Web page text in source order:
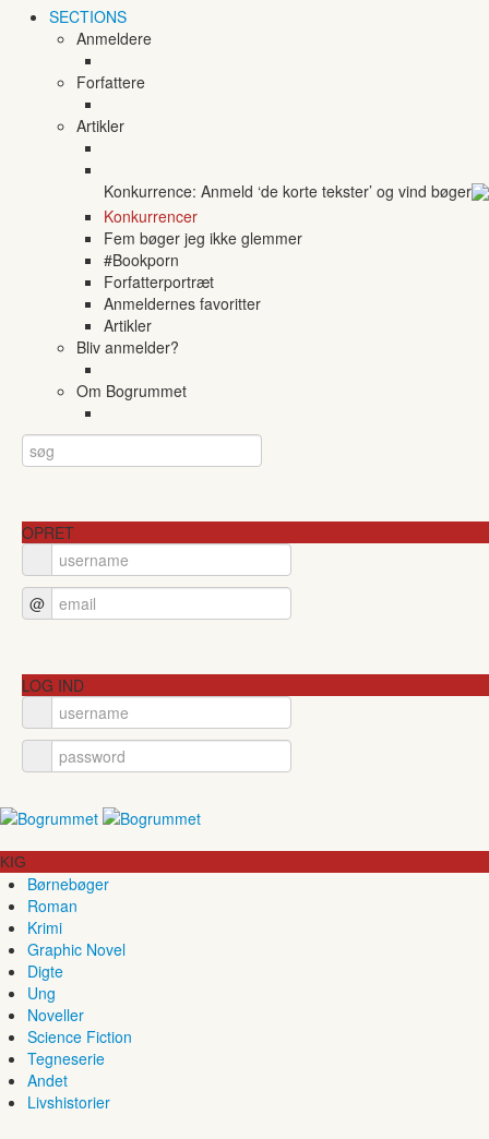
SECTIONS
Anmeldere
Forfattere
Artikler
Konkurrence: Anmeld ‘de korte tekster’ og vind bøger
Konkurrencer
Fem bøger jeg ikke glemmer
#Bookporn
Forfatterportræt
Anmeldernes favoritter
Artikler
Bliv anmelder?
Om Bogrummet
OPRET
@
LOG IND
KIG
Børnebøger
Roman
Krimi
Graphic Novel
Digte
Ung
Noveller
Science Fiction
Tegneserie
Andet
Livshistorier